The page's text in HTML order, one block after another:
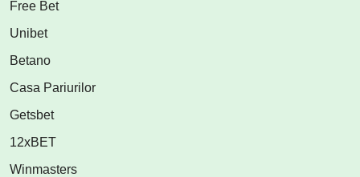
Free Bet
Unibet
Betano
Casa Pariurilor
Getsbet
12xBET
Winmasters